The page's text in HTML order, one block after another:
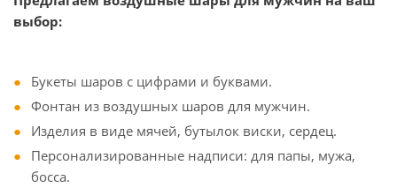
выбор:
Букеты шаров с цифрами и буквами.
Фонтан из воздушных шаров для мужчин.
Изделия в виде мячей, бутылок виски, сердец.
Персонализированные надписи: для папы, мужа,
босса.